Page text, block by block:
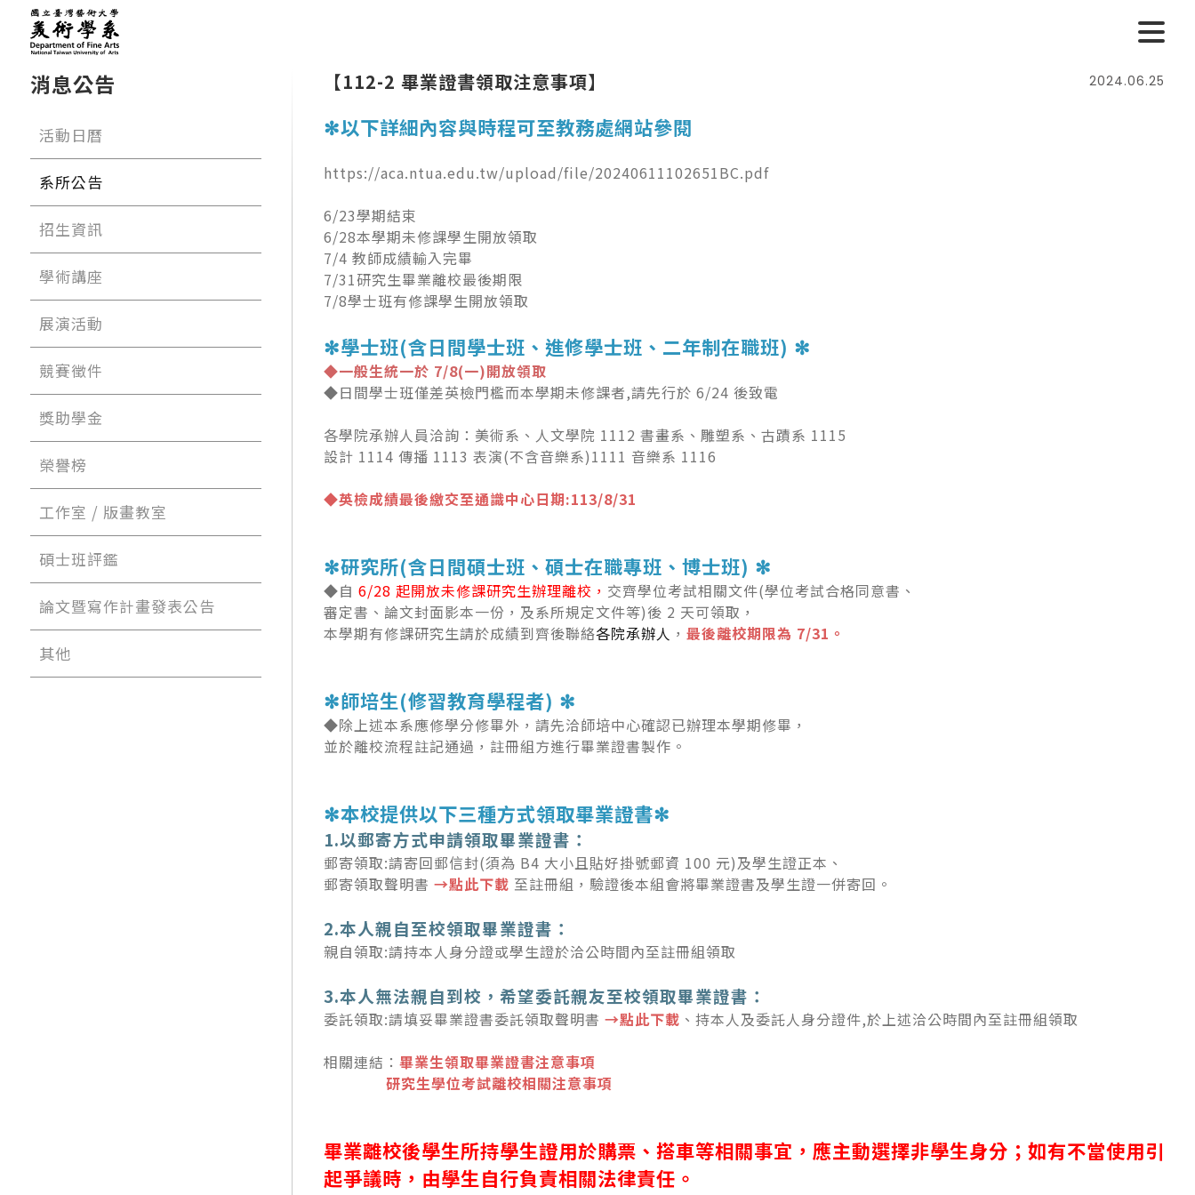
消息公告
活動日曆
系所公告
招生資訊
學術講座
展演活動
競賽徵件
獎助學金
榮譽榜
工作室 / 版畫教室
碩士班評鑑
論文暨寫作計畫發表公告
其他
2024.06.25
【112-2 畢業證書領取注意事項】
✻以下詳細內容與時程可至教務處網站參閱
https://aca.ntua.edu.tw/upload/file/20240611102651BC.pdf
6/23學期結束
6/28本學期未修課學生開放領取
7/4 教師成績輸入完畢
7/31研究生畢業離校最後期限
7/8學士班有修課學生開放領取
✻學士班(含日間學士班、進修學士班、二年制在職班) ✻
◆一般生統一於 7/8(一)開放領取
◆日間學士班僅差英檢門檻而本學期未修課者,請先行於 6/24 後致電
各學院承辦人員洽詢：美術系、人文學院 1112 書畫系、雕塑系、古蹟系 1115
設計 1114 傳播 1113 表演(不含音樂系)1111 音樂系 1116
◆英檢成績最後繳交至通識中心日期:113/8/31
✻研究所(含日間碩士班、碩士在職專班、博士班) ✻
◆自 6/28 起開放未修課研究生辦理離校， 交齊學位考試相關文件(學位考試合格同意書、
審定書、論文封面影本一份，及系所規定文件等)後 2 天可領取，
本學期有修課研究生請於成績到齊後聯絡各院承辦人 ， 最後離校期限為 7/31。
✻師培生(修習教育學程者) ✻
◆除上述本系應修學分修畢外，請先洽師培中心確認已辦理本學期修畢，
並於離校流程註記通過，註冊組方進行畢業證書製作。
✻本校提供以下三種方式領取畢業證書✻
1.以郵寄方式申請領取畢業證書：
郵寄領取:請寄回郵信封(須為 B4 大小且貼好掛號郵資 100 元)及學生證正本、
郵寄領取聲明書 →點此下載 至註冊組，驗證後本組會將畢業證書及學生證一併寄回。
2.本人親自至校領取畢業證書：
親自領取:請持本人身分證或學生證於洽公時間內至註冊組領取
3.本人無法親自到校，希望委託親友至校領取畢業證書：
委託領取:請填妥畢業證書委託領取聲明書 →點此下載 、持本人及委託人身分證件,於上述洽公時間內至註冊組領取
相關連結： 畢業生領取畢業證書注意事項
研究生學位考試離校相關注意事項
畢業離校後學生所持學生證用於購票、搭車等相關事宜，應主動選擇非學生身分；如有不當使用引
起爭議時，由學生自行負責相關法律責任。